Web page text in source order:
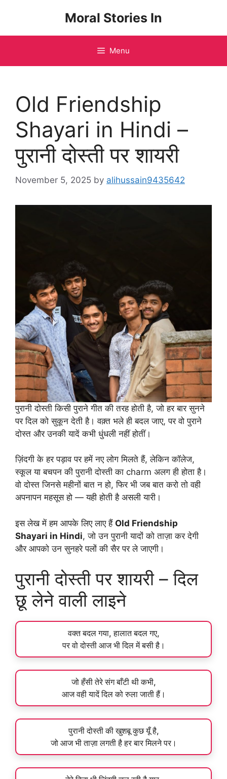
Moral Stories In
Menu
Old Friendship
Shayari in Hindi –
पुरानी दोस्ती पर शायरी
November 5, 2025 by alihussain9435642
पुरानी दोस्ती किसी पुराने गीत की तरह होती है, जो हर बार सुनने
पर दिल को सुकून देती है। वक़्त भले ही बदल जाए, पर वो पुराने
दोस्त और उनकी यादें कभी धुंधली नहीं होतीं।
ज़िंदगी के हर पड़ाव पर हमें नए लोग मिलते हैं, लेकिन कॉलेज,
स्कूल या बचपन की पुरानी दोस्ती का charm अलग ही होता है।
वो दोस्त जिनसे महीनों बात न हो, फिर भी जब बात करो तो वही
अपनापन महसूस हो — यही होती है असली यारी।
इस लेख में हम आपके लिए लाए हैं Old Friendship
Shayari in Hindi, जो उन पुरानी यादों को ताज़ा कर देगी
और आपको उन सुनहरे पलों की सैर पर ले जाएगी।
पुरानी दोस्ती पर शायरी – दिल
छू लेने वाली लाइने
वक्त बदल गया, हालात बदल गए,
पर वो दोस्ती आज भी दिल में बसी है।
जो हँसी तेरे संग बाँटी थी कभी,
आज वही यादें दिल को रुला जाती हैं।
पुरानी दोस्ती की खुशबू कुछ यूँ है,
जो आज भी ताज़ा लगती है हर बार मिलने पर।